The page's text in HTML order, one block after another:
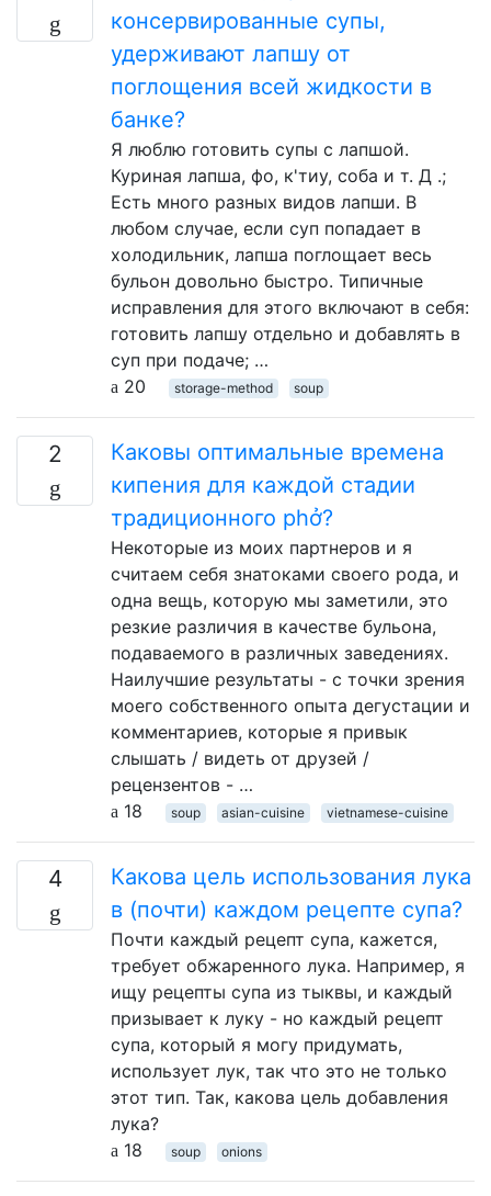
консервированные супы,
удерживают лапшу от
поглощения всей жидкости в
банке?
Я люблю готовить супы с лапшой.
Куриная лапша, фо, к'тиу, соба и т. Д .;
Есть много разных видов лапши. В
любом случае, если суп попадает в
холодильник, лапша поглощает весь
бульон довольно быстро. Типичные
исправления для этого включают в себя:
готовить лапшу отдельно и добавлять в
суп при подаче; …
20
storage-method soup
2
Каковы оптимальные времена
кипения для каждой стадии
традиционного phở?
Некоторые из моих партнеров и я
считаем себя знатоками своего рода, и
одна вещь, которую мы заметили, это
резкие различия в качестве бульона,
подаваемого в различных заведениях.
Наилучшие результаты - с точки зрения
моего собственного опыта дегустации и
комментариев, которые я привык
слышать / видеть от друзей /
рецензентов - …
18
soup asian-cuisine vietnamese-cuisine
4
Какова цель использования лука
в (почти) каждом рецепте супа?
Почти каждый рецепт супа, кажется,
требует обжаренного лука. Например, я
ищу рецепты супа из тыквы, и каждый
призывает к луку - но каждый рецепт
супа, который я могу придумать,
использует лук, так что это не только
этот тип. Так, какова цель добавления
лука?
18
soup onions